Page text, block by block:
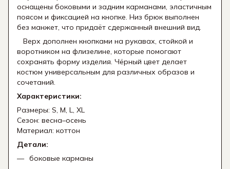
оснащены боковыми и задним карманами, эластичным
поясом и фиксацией на кнопке. Низ брюк выполнен
без манжет, что придаёт сдержанный внешний вид.
Верх дополнен кнопками на рукавах, стойкой и
воротником на флизелине, которые помогают
сохранять форму изделия. Чёрный цвет делает
костюм универсальным для различных образов и
сочетаний.
Характеристики:
Размеры: S, M, L, XL
Сезон: весна–осень
Материал: коттон
Детали:
боковые карманы